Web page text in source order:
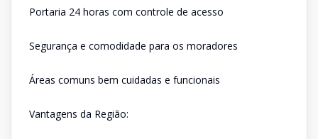
Portaria 24 horas com controle de acesso
Segurança e comodidade para os moradores
Áreas comuns bem cuidadas e funcionais
Vantagens da Região: